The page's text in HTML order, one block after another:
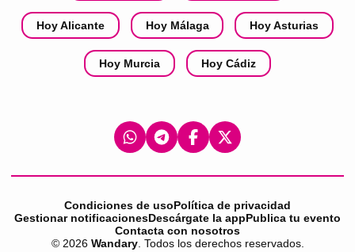
Hoy Alicante Hoy Málaga Hoy Asturias
Hoy Murcia Hoy Cádiz
Condiciones de usoPolítica de privacidad
Gestionar notificacionesDescárgate la appPublica tu evento
Contacta con nosotros
© 2026 Wandary. Todos los derechos reservados.